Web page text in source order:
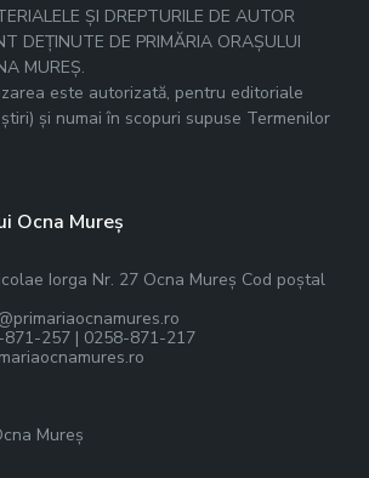
ȘI DREPTURILE DE AUTOR
DEȚINUTE DE PRIMĂRIA ORAȘULUI
MUREȘ.
este autorizată, pentru editoriale
și numai în scopuri supuse Termenilor
Ocna Mureș
Iorga Nr. 27 Ocna Mureș Cod poștal
871-257 | 0258-871-217
Mureș